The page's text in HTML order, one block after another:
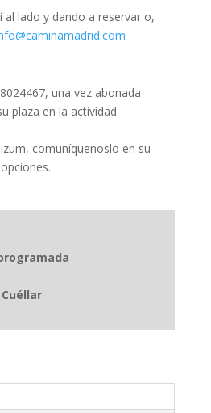
al lado y dando a reservar o,
una vez abonada
plaza en la actividad
comuníquenoslo en su